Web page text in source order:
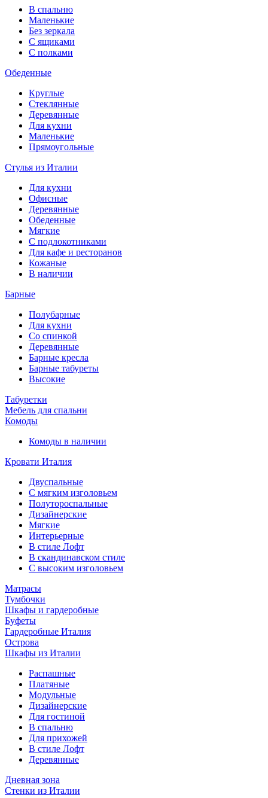
В спальню
Маленькие
Без зеркала
С ящиками
С полками
Обеденные
Круглые
Стеклянные
Деревянные
Для кухни
Маленькие
Прямоугольные
Стулья из Италии
Для кухни
Офисные
Деревянные
Обеденные
Мягкие
С подлокотниками
Для кафе и ресторанов
Кожаные
В наличии
Барные
Полубарные
Для кухни
Со спинкой
Деревянные
Барные кресла
Барные табуреты
Высокие
Табуретки
Мебель для спальни
Комоды
Комоды в наличии
Кровати Италия
Двуспальные
С мягким изголовьем
Полутороспальные
Дизайнерские
Мягкие
Интерьерные
В стиле Лофт
В скандинавском стиле
С высоким изголовьем
Матрасы
Тумбочки
Шкафы и гардеробные
Буфеты
Гардеробные Италия
Острова
Шкафы из Италии
Распашные
Платяные
Модульные
Дизайнерские
Для гостиной
В спальню
Для прихожей
В стиле Лофт
Деревянные
Дневная зона
Стенки из Италии